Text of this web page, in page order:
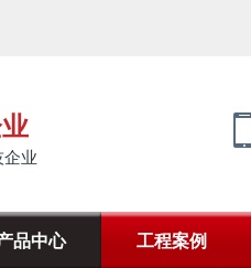
企业
品中心 工程案例